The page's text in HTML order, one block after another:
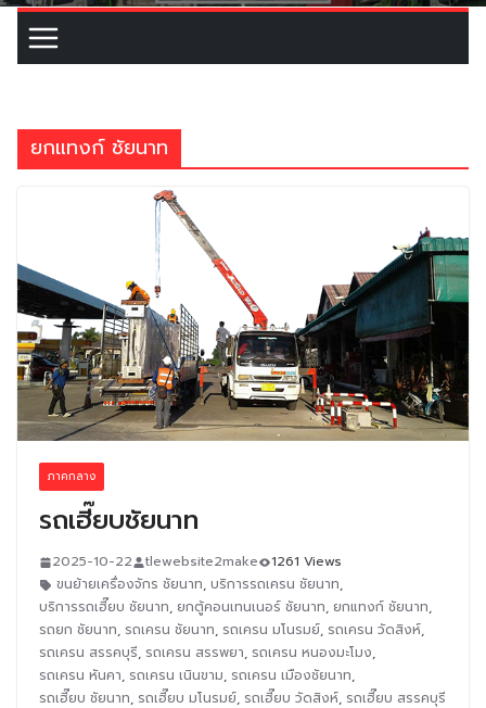
ยกแทงก์ ชัยนาท
ภาคกลาง
รถเฮี๊ยบชัยนาท
2025-10-22 tlewebsite2make
1261 Views
ขนย้ายเครื่องจักร ชัยนาท, บริการรถเครน ชัยนาท,
บริการรถเฮี๊ยบ ชัยนาท, ยกตู้คอนเทนเนอร์ ชัยนาท, ยกแทงก์ ชัยนาท,
รถยก ชัยนาท, รถเครน ชัยนาท, รถเครน มโนรมย์, รถเครน วัดสิงห์,
รถเครน สรรคบุรี, รถเครน สรรพยา, รถเครน หนองมะโมง,
รถเครน หันคา, รถเครน เนินขาม, รถเครน เมืองชัยนาท,
รถเฮี๊ยบ ชัยนาท, รถเฮี๊ยบ มโนรมย์, รถเฮี๊ยบ วัดสิงห์, รถเฮี๊ยบ สรรคบุรี